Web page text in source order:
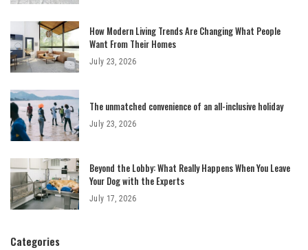
How Modern Living Trends Are Changing What People
Want From Their Homes
July 23, 2026
The unmatched convenience of an all-inclusive holiday
July 23, 2026
Beyond the Lobby: What Really Happens When You Leave
Your Dog with the Experts
July 17, 2026
Categories